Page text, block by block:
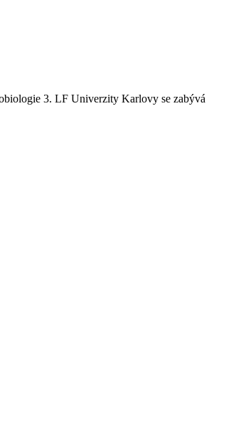
3. LF Univerzity Karlovy se zabývá